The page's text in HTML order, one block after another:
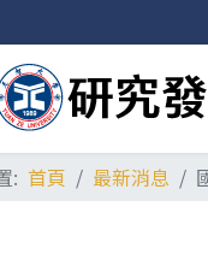
: 首頁 最新消息